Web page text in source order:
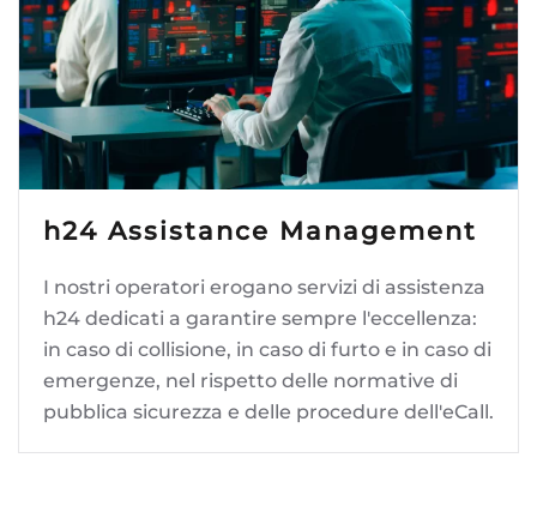
h24 Assistance Management
I nostri operatori erogano servizi di assistenza
h24 dedicati a garantire sempre l'eccellenza:
in caso di collisione, in caso di furto e in caso di
emergenze, nel rispetto delle normative di
pubblica sicurezza e delle procedure dell'eCall.